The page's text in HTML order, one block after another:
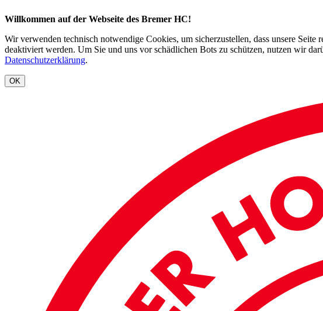
Willkommen auf der Webseite des Bremer HC!
Wir verwenden technisch notwendige Cookies, um sicherzustellen, dass unsere
deaktiviert werden. Um Sie und uns vor schädlichen Bots zu schützen, nutzen wir
Datenschutzerklärung.
OK